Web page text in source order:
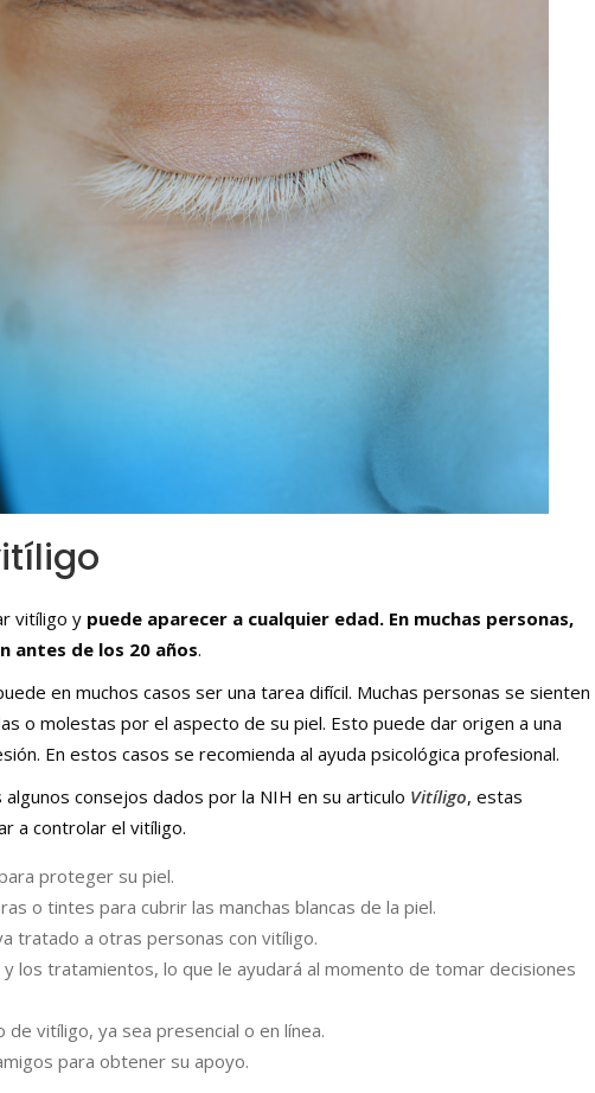
vitíligo y puede aparecer a cualquier edad. En muchas personas,
antes de los 20 años.
en muchos casos ser una tarea difícil. Muchas personas se sienten
o molestas por el aspecto de su piel. Esto puede dar origen a una
En estos casos se recomienda al ayuda psicológica profesional.
consejos dados por la NIH en su articulo Vitíligo, estas
a controlar el vitíligo.
proteger su piel.
o tintes para cubrir las manchas blancas de la piel.
tratado a otras personas con vitíligo.
los tratamientos, lo que le ayudará al momento de tomar decisiones
vitíligo, ya sea presencial o en línea.
para obtener su apoyo.